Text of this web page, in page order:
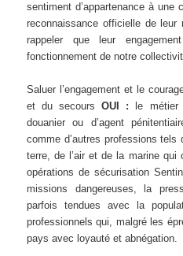
sentiment d’appartenance à une
reconnaissance officielle de
rappeler que leur
fonctionnement de notre
Saluer l’engagement et le
et du secoursOUI : le métier
douanier ou d’agent
comme d’autres professions tels
terre, de l’air et de la marine
opérations de sécurisation
missions dangereuses, la
parfois tendues avec la
professionnels qui, malgré les
pays avec loyauté et abnégation.